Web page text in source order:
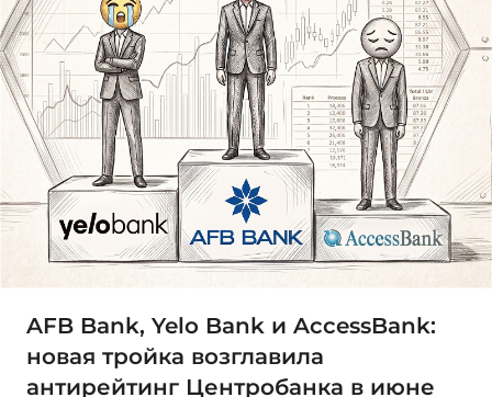
AFB Bank, Yelo Bank и AccessBank:
новая тройка возглавила
антирейтинг Центробанка в июне